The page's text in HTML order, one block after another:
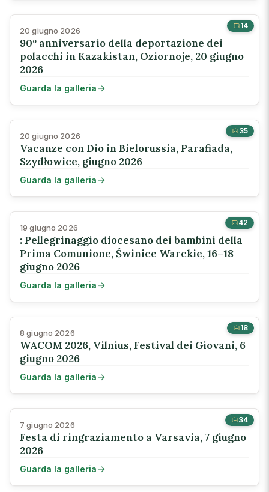
14
20 giugno 2026
90º anniversario della deportazione dei
polacchi in Kazakistan, Oziornoje, 20 giugno
2026
Guarda la galleria
35
20 giugno 2026
Vacanze con Dio in Bielorussia, Parafiada,
Szydłowice, giugno 2026
Guarda la galleria
42
19 giugno 2026
: Pellegrinaggio diocesano dei bambini della
Prima Comunione, Świnice Warckie, 16–18
giugno 2026
Guarda la galleria
18
8 giugno 2026
WACOM 2026, Vilnius, Festival dei Giovani, 6
giugno 2026
Guarda la galleria
34
7 giugno 2026
Festa di ringraziamento a Varsavia, 7 giugno
2026
Guarda la galleria